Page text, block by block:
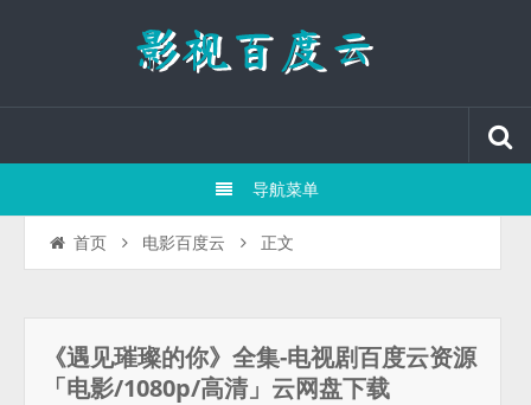
导航菜单
首页 电影百度云 正文
《遇见璀璨的你》全集-电视剧百度云资源
「电影/1080p/高清」云网盘下载